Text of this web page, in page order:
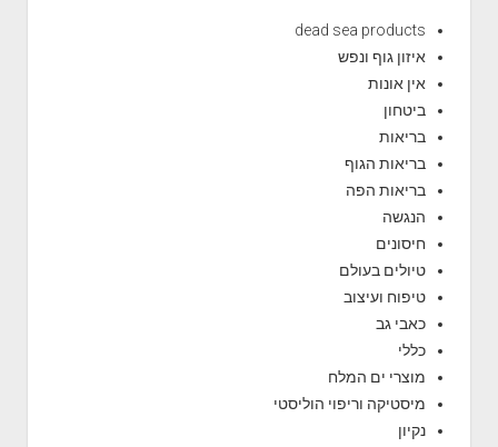
dead sea products
איזון גוף ונפש
אין אונות
ביטחון
בריאות
בריאות הגוף
בריאות הפה
הנגשה
חיסונים
טיולים בעולם
טיפוח ועיצוב
כאבי גב
כללי
מוצרי ים המלח
מיסטיקה וריפוי הוליסטי
נקיון